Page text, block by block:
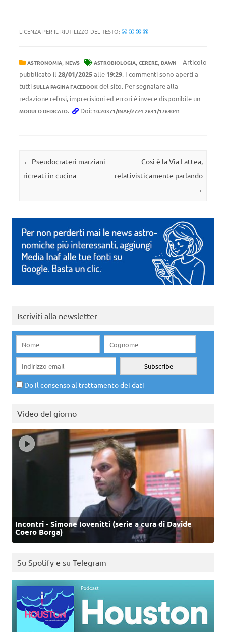
LICENZA PER IL RIUTILIZZO DEL TESTO:
ASTRONOMIA, NEWS ASTROBIOLOGIA, CERERE, DAWN
Articolo
pubblicato il 28/01/2025alle 19:29. I commenti sono aperti a
tutti SULLA PAGINA FACEBOOK del sito. Per segnalare alla
redazione refusi, imprecisioni ed errori è invece disponibile un
MODULO DEDICATO. Doi: 10.20371/INAF/2724-2641/1764041
Navigazione articolo
← Pseudocrateri marziani
ricreati in cucina
Così è la Via Lattea,
relativisticamente parlando
→
Iscriviti alla newsletter
Do il consenso al trattamento dei dati
Video del giorno
Incontri - Simone Iovenitti (serie a cura di Davide
Coero Borga)
Su Spotify e su Telegram